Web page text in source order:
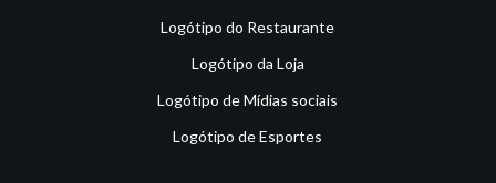
Logótipo do Restaurante
Logótipo da Loja
Logótipo de Mídias sociais
Logótipo de Esportes